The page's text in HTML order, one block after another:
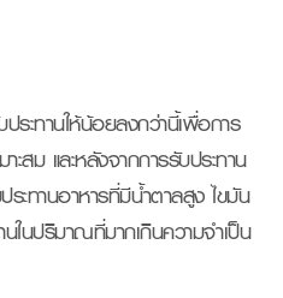
ระทานให้น้อยลงกว่านี้เพื่อการ
ะสม และหลังจากการรับประทาน
ะทานอาหารที่มีน้ำตาลสูง ไขมัน
ในปริมาณที่มากเกินความจำเป็น